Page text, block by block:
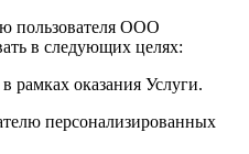
пользователя ООО
в следующих целях:
рамках оказания Услуги.
персонализированных